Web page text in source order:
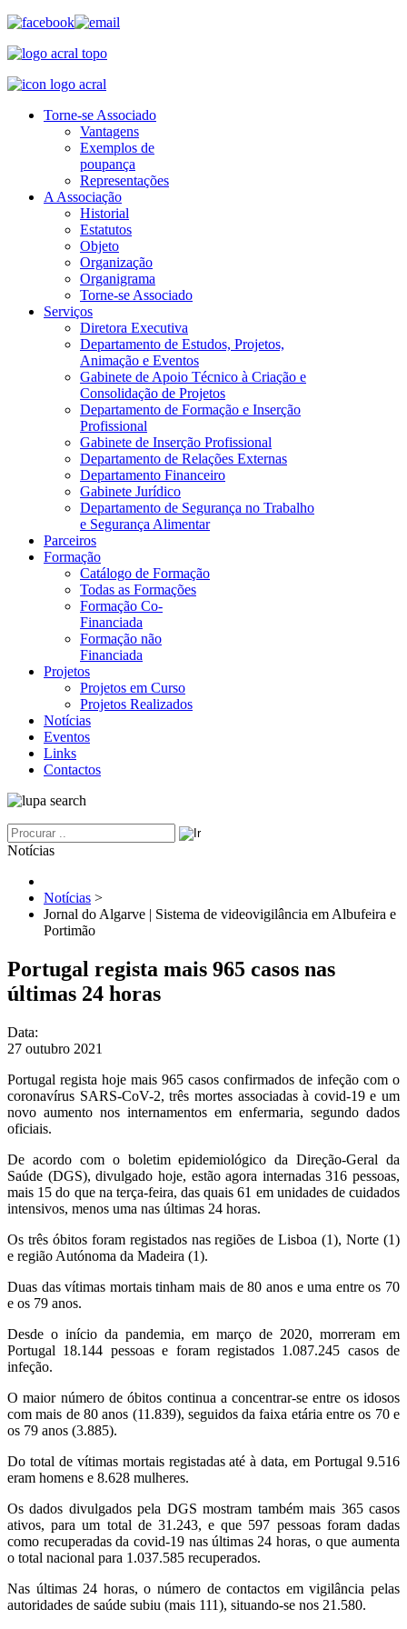
Torne-se Associado
Vantagens
Exemplos de
poupança
Representações
A Associação
Historial
Estatutos
Objeto
Organização
Organigrama
Torne-se Associado
Serviços
Diretora Executiva
Departamento de Estudos, Projetos,
Animação e Eventos
Gabinete de Apoio Técnico à Criação e
Consolidação de Projetos
Departamento de Formação e Inserção
Profissional
Gabinete de Inserção Profissional
Departamento de Relações Externas
Departamento Financeiro
Gabinete Jurídico
Departamento de Segurança no Trabalho
e Segurança Alimentar
Parceiros
Formação
Catálogo de Formação
Todas as Formações
Formação Co-
Financiada
Formação não
Financiada
Projetos
Projetos em Curso
Projetos Realizados
Notícias
Eventos
Links
Contactos
Notícias
Notícias >
Jornal do Algarve | Sistema de videovigilância em Albufeira e
Portimão
Portugal regista mais 965 casos nas
últimas 24 horas
Data:
27 outubro 2021
Portugal regista hoje mais 965 casos confirmados de infeção com o
coronavírus SARS-CoV-2, três mortes associadas à covid-19 e um
novo aumento nos internamentos em enfermaria, segundo dados
oficiais.
De acordo com o boletim epidemiológico da Direção-Geral da
Saúde (DGS), divulgado hoje, estão agora internadas 316 pessoas,
mais 15 do que na terça-feira, das quais 61 em unidades de cuidados
intensivos, menos uma nas últimas 24 horas.
Os três óbitos foram registados nas regiões de Lisboa (1), Norte (1)
e região Autónoma da Madeira (1).
Duas das vítimas mortais tinham mais de 80 anos e uma entre os 70
e os 79 anos.
Desde o início da pandemia, em março de 2020, morreram em
Portugal 18.144 pessoas e foram registados 1.087.245 casos de
infeção.
O maior número de óbitos continua a concentrar-se entre os idosos
com mais de 80 anos (11.839), seguidos da faixa etária entre os 70 e
os 79 anos (3.885).
Do total de vítimas mortais registadas até à data, em Portugal 9.516
eram homens e 8.628 mulheres.
Os dados divulgados pela DGS mostram também mais 365 casos
ativos, para um total de 31.243, e que 597 pessoas foram dadas
como recuperadas da covid-19 nas últimas 24 horas, o que aumenta
o total nacional para 1.037.585 recuperados.
Nas últimas 24 horas, o número de contactos em vigilância pelas
autoridades de saúde subiu (mais 111), situando-se nos 21.580.